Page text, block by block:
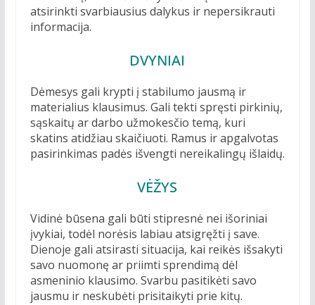
atsirinkti svarbiausius dalykus ir nepersikrauti
informacija.
DVYNIAI
Dėmesys gali krypti į stabilumo jausmą ir
materialius klausimus. Gali tekti spręsti pirkinių,
sąskaitų ar darbo užmokesčio temą, kuri
skatins atidžiau skaičiuoti. Ramus ir apgalvotas
pasirinkimas padės išvengti nereikalingų išlaidų.
VĖŽYS
Vidinė būsena gali būti stipresnė nei išoriniai
įvykiai, todėl norėsis labiau atsigręžti į save.
Dienoje gali atsirasti situacija, kai reikės išsakyti
savo nuomonę ar priimti sprendimą dėl
asmeninio klausimo. Svarbu pasitikėti savo
jausmu ir neskubėti prisitaikyti prie kitų.